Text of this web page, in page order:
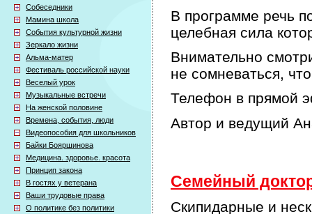
Собеседники
Мамина школа
События культурной жизни
Зеркало жизни
Альма-матер
Фестиваль российской науки
Веселый урок
Музыкальные встречи
На женской половине
Времена, события, люди
Видеопособия для школьников
Байки Бояршинова
Медицина. здоровье. красота
Принцип закона
В гостях у ветерана
Ваши трудовые права
О политике без политики
В программе речь
целебная сила
Внимательно
не сомневаться,
Телефон в прямой
Автор и ведущий
Семейный
Скипидарные и